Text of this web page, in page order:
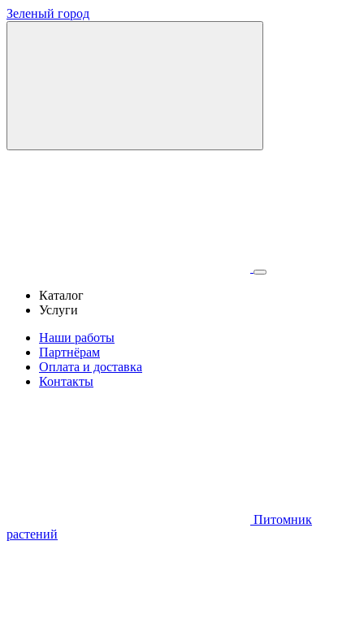
Зеленый город
Каталог
Услуги
Наши работы
Партнёрам
Оплата и доставка
Контакты
Питомник
растений